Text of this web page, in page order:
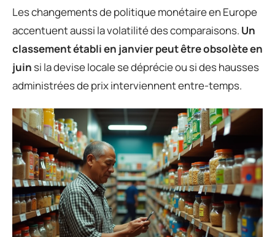
Les changements de politique monétaire en Europe
accentuent aussi la volatilité des comparaisons. Un
classement établi en janvier peut être obsolète en
juin si la devise locale se déprécie ou si des hausses
administrées de prix interviennent entre-temps.